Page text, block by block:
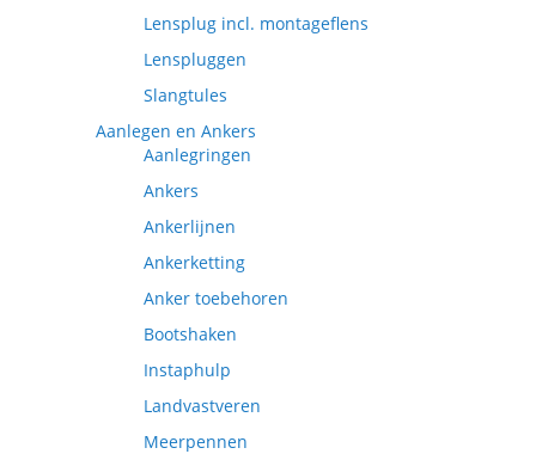
Lensplug incl. montageflens
Lenspluggen
Slangtules
Aanlegen en Ankers
Aanlegringen
Ankers
Ankerlijnen
Ankerketting
Anker toebehoren
Bootshaken
Instaphulp
Landvastveren
Meerpennen